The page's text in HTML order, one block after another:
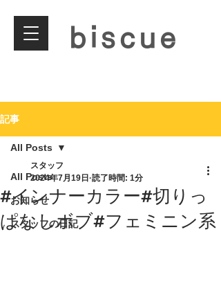
biscue
記事
All Posts
お知らせ
スタッフの日記
All Posts
#インナーカラー#切りっ
ぱなしボブ#フェミニン系
スタッフ
2024年7月19日 読了時間: 1分